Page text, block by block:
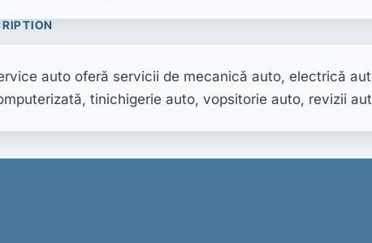
auto oferă servicii de mecanică auto, electrică
tinichigerie auto, vopsitorie auto, revizii